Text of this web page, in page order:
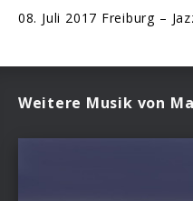
08. Juli 2017 Freiburg –
Weitere Musik von